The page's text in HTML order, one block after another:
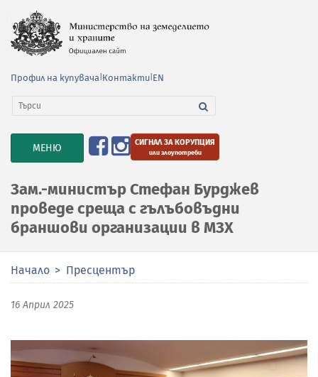
Профил на купувача Контакти EN
TOGGLE
NAVIGATION
МЕНЮ СИГНАЛ ЗА КОРУПЦИЯ
или злоупотреби
Зам.-министър Стефан Бурджев
проведе среща с гълъбовъдни
браншови организации в МЗХ
Начало Пресцентър
16 Април 2025